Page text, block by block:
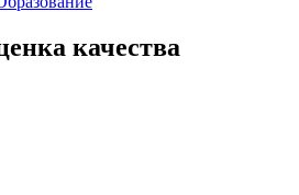
качества